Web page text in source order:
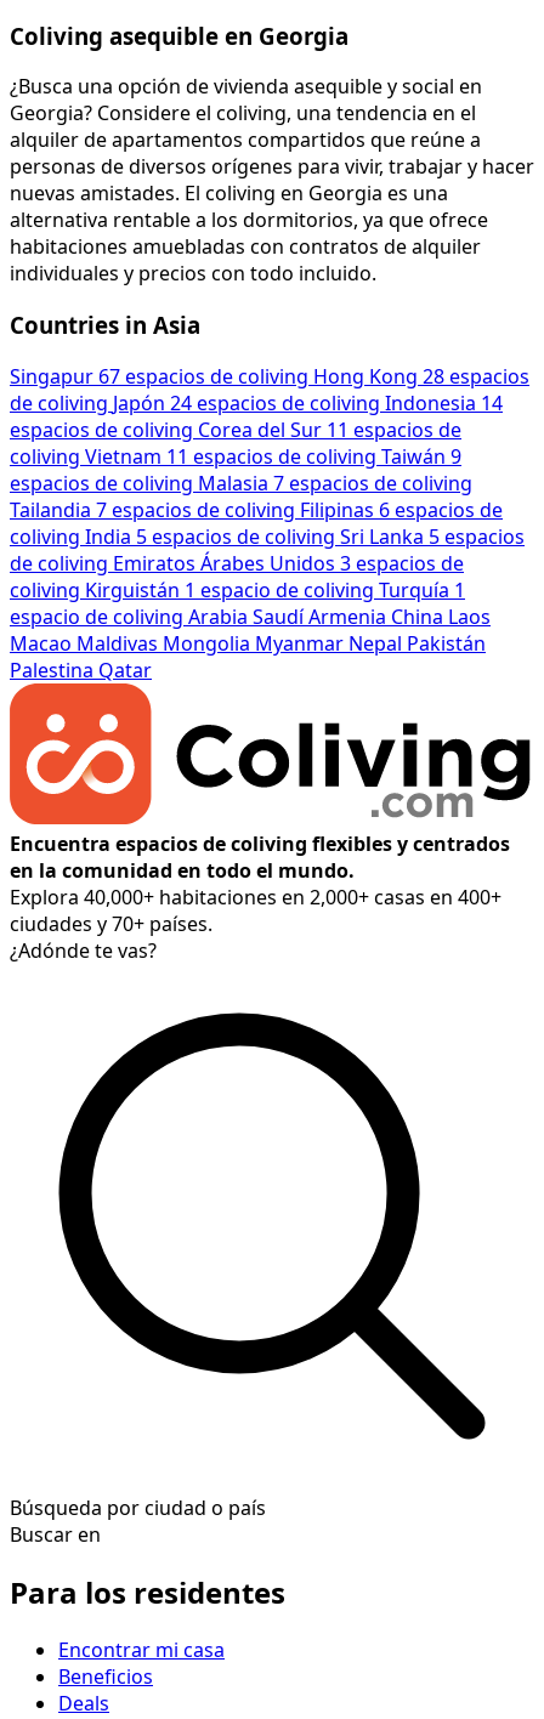
Coliving asequible en Georgia
¿Busca una opción de vivienda asequible y social en
Georgia? Considere el coliving, una tendencia en el
alquiler de apartamentos compartidos que reúne a
personas de diversos orígenes para vivir, trabajar y hacer
nuevas amistades. El coliving en Georgia es una
alternativa rentable a los dormitorios, ya que ofrece
habitaciones amuebladas con contratos de alquiler
individuales y precios con todo incluido.
Countries in Asia
Singapur 67 espacios de coliving Hong Kong 28 espacios
de coliving Japón 24 espacios de coliving Indonesia 14
espacios de coliving Corea del Sur 11 espacios de
coliving Vietnam 11 espacios de coliving Taiwán 9
espacios de coliving Malasia 7 espacios de coliving
Tailandia 7 espacios de coliving Filipinas 6 espacios de
coliving India 5 espacios de coliving Sri Lanka 5 espacios
de coliving Emiratos Árabes Unidos 3 espacios de
coliving Kirguistán 1 espacio de coliving Turquía 1
espacio de coliving Arabia SaudíArmenia China Laos
Macao Maldivas Mongolia Myanmar Nepal Pakistán
Palestina Qatar
Encuentra espacios de coliving flexibles y centrados
en la comunidad en todo el mundo.
Explora 40,000+ habitaciones en 2,000+ casas en 400+
ciudades y 70+ países.
¿Adónde te vas?
Búsqueda por ciudad o país
Buscar en
Para los residentes
Encontrar mi casa
Beneficios
Deals